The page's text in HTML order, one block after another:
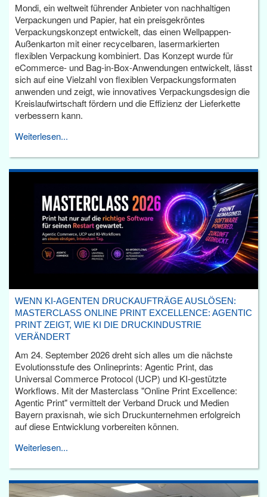
Mondi, ein weltweit führender Anbieter von nachhaltigen
Verpackungen und Papier, hat ein preisgekröntes
Verpackungskonzept entwickelt, das einen Wellpappen-
Außenkarton mit einer recycelbaren, lasermarkierten
flexiblen Verpackung kombiniert. Das Konzept wurde für
eCommerce- und Bag-in-Box-Anwendungen entwickelt, lässt
sich auf eine Vielzahl von flexiblen Verpackungsformaten
anwenden und zeigt, wie innovatives Verpackungsdesign die
Kreislaufwirtschaft fördern und die Effizienz der Lieferkette
verbessern kann.
Weiterlesen...
WENN KI-AGENTEN DRUCKAUFTRÄGE AUSLÖSEN:
MASTERCLASS ONLINE PRINT EXCELLENCE: AGENTIC
PRINT ZEIGT, WIE KI DIE DRUCKINDUSTRIE
VERÄNDERT
Am 24. September 2026 dreht sich alles um die nächste
Evolutionsstufe des Onlineprints: Agentic Print, das
Universal Commerce Protocol (UCP) und KI-gestützte
Workflows. Mit der Masterclass "Online Print Excellence:
Agentic Print" vermittelt der Verband Druck und Medien
Bayern praxisnah, wie sich Druckunternehmen erfolgreich
auf diese Entwicklung vorbereiten können.
Weiterlesen...